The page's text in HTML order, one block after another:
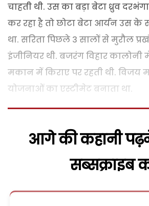
चाहती थी. उस का बड़ा बेटा ध्रुव
कर रहा है तो छोटा बेटा आर्यन उस के
था. सरिता पिछले 3 सालों से मुरौल
इंजीनियर थी. बजरंग विहार
मकान में किराए पर रहती थी. विजय
योजनाओं का एस्टीमेट बनाता था.
आगे की कहानी
सब्सक्राइब